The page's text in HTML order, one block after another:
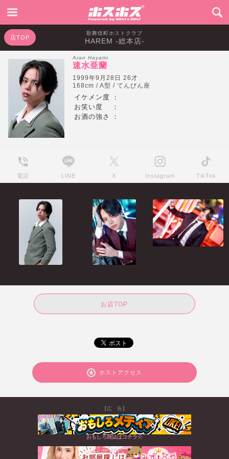
歌舞伎町ホストクラブ
HAREM -総本店-
店TOP
Aran Hayami
速水亜蘭
1999年9月28日 26才
168cm / A型 / てんびん座
イケメン度
：
お笑い度
：
お酒の強さ
：
電話 LINE X Instagram TikTok
お店TOP
ホストアクセス
【広 告】
おもしろ雑誌はコチラ☆